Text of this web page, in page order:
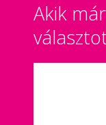
Akik